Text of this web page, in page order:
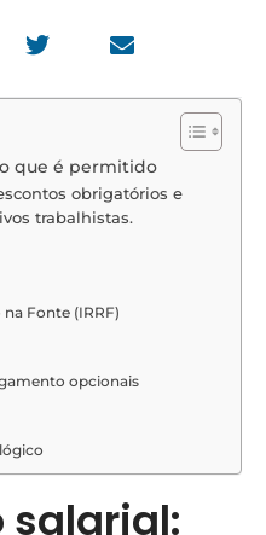
que é permitido
obrigatórios e
trabalhistas.
Fonte (IRRF)
opcionais
salarial: